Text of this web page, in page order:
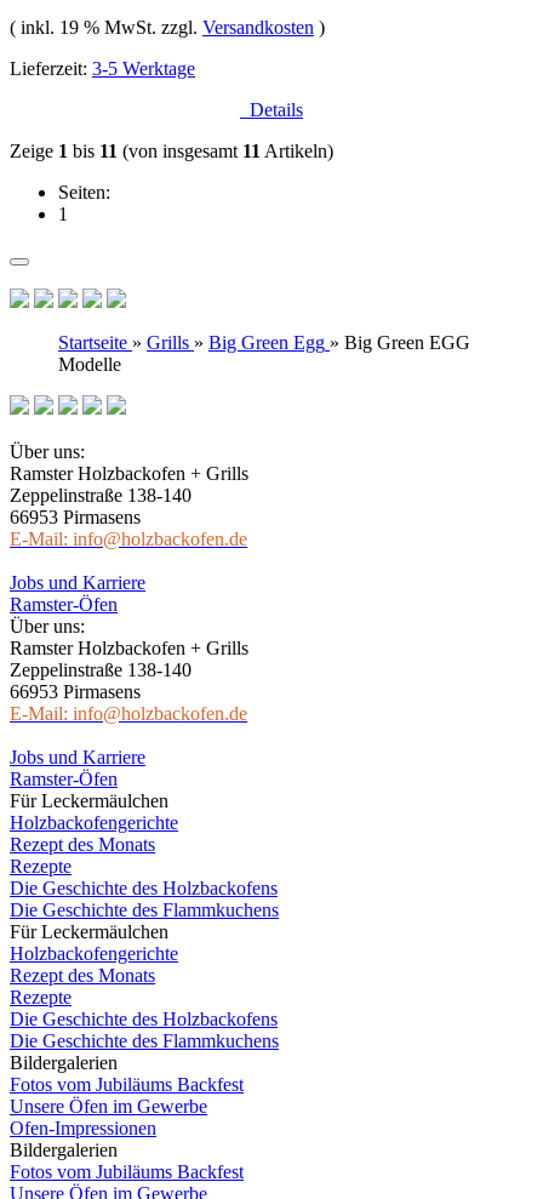
( inkl. 19 % MwSt. zzgl. Versandkosten )
Lieferzeit: 3-5 Werktage
Details
Zeige 1 bis 11 (von insgesamt 11 Artikeln)
Seiten:
1
Startseite » Grills » Big Green Egg » Big Green EGG
Modelle
Über uns:
Ramster Holzbackofen + Grills
Zeppelinstraße 138-140
66953 Pirmasens
E-Mail: info@holzbackofen.de
Jobs und Karriere
Ramster-Öfen
Über uns:
Ramster Holzbackofen + Grills
Zeppelinstraße 138-140
66953 Pirmasens
E-Mail: info@holzbackofen.de
Jobs und Karriere
Ramster-Öfen
Für Leckermäulchen
Holzbackofengerichte
Rezept des Monats
Rezepte
Die Geschichte des Holzbackofens
Die Geschichte des Flammkuchens
Für Leckermäulchen
Holzbackofengerichte
Rezept des Monats
Rezepte
Die Geschichte des Holzbackofens
Die Geschichte des Flammkuchens
Bildergalerien
Fotos vom Jubiläums Backfest
Unsere Öfen im Gewerbe
Ofen-Impressionen
Bildergalerien
Fotos vom Jubiläums Backfest
Unsere Öfen im Gewerbe